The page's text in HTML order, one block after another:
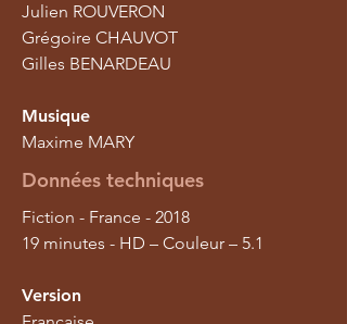
Julien ROUVERON
Grégoire CHAUVOT
Gilles BENARDEAU
Musique
Maxime MARY
Données techniques
Fiction - France - 2018
19 minutes - HD – Couleur – 5.1
Version